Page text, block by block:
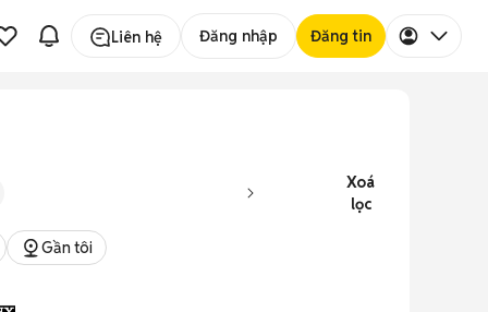
Liên hệ Đăng nhập Đăng tin
Xoá
lọc
Gần tôi